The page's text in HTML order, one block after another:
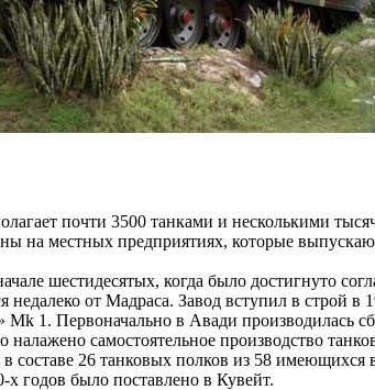
почти 3500 танками и несколькими
на местных предприятиях, которые
шестидесятых, когда было достигнуто
недалеко от Мадраса. Завод вступил в
1. Первоначально в Авади производилась
налажено самостоятельное производство
составе 26 танковых полков из 58
х годов было поставлено в Кувейт.